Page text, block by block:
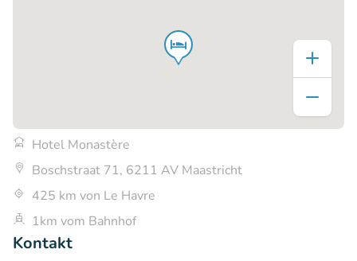
Hotel Monastère
Boschstraat 71, 6211 AV Maastricht
425 km von Le Havre
1km vom Bahnhof
Kontakt